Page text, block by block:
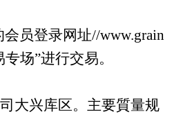
员登录网址//www.grain
场”进行交易。
大兴库区。主要質量规